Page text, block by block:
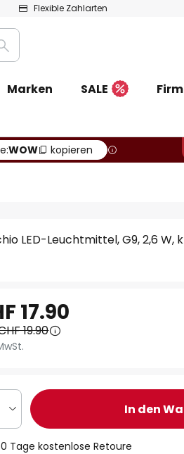
Flexible Zahlarten
Suche
Marken SALE
WOW kopieren
LED-Leuchtmittel, G9, 2,6 W,
17.90
19.90
In den
Tage kostenlose Retoure